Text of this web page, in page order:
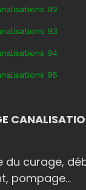
92
93
94
95
du curage,
pompage...